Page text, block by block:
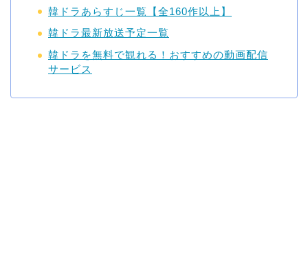
韓ドラあらすじ一覧【全160作以上】
韓ドラ最新放送予定一覧
韓ドラを無料で観れる！おすすめの動画配信
サービス